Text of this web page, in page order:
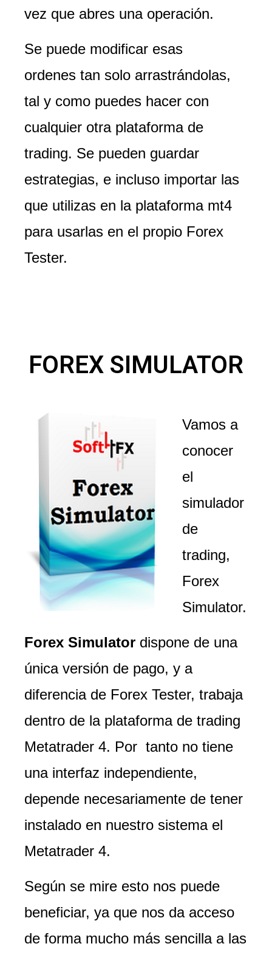
vez que abres una operación.
Se puede modificar esas
ordenes tan solo arrastrándolas,
tal y como puedes hacer con
cualquier otra plataforma de
trading. Se pueden guardar
estrategias, e incluso importar las
que utilizas en la plataforma mt4
para usarlas en el propio Forex
Tester.
FOREX SIMULATOR
Vamos a
conocer
el
simulador
de
trading,
Forex
Simulator.
Forex Simulator dispone de una
única versión de pago, y a
diferencia de Forex Tester, trabaja
dentro de la plataforma de trading
Metatrader 4. Por tanto no tiene
una interfaz independiente,
depende necesariamente de tener
instalado en nuestro sistema el
Metatrader 4.
Según se mire esto nos puede
beneficiar, ya que nos da acceso
de forma mucho más sencilla a las